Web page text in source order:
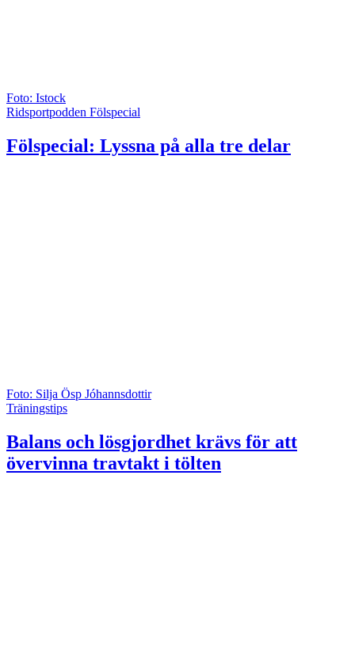
Foto: Istock
Ridsportpodden Fölspecial
Fölspecial: Lyssna på alla tre delar
Foto: Silja Ösp Jóhannsdottir
Träningstips
Balans och lösgjordhet krävs för att
övervinna travtakt i tölten